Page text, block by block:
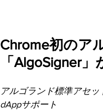
Chrome初のア
「AlgoSigner
アルゴランド標準アセ
dAppサポート